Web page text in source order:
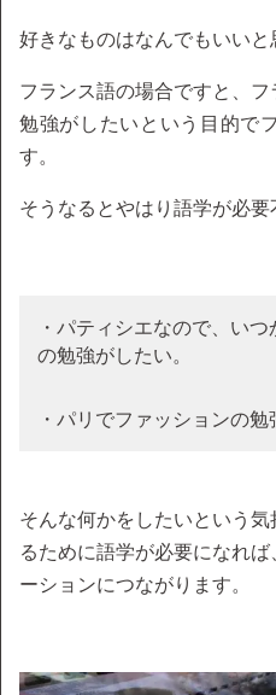
好きなものはなんでもいいと
フランス語の場合ですと、
勉強がしたいという目的で
す。
そうなるとやはり語学が必要
・パティシエなので、い
の勉強がしたい。
・パリでファッションの勉
そんな何かをしたいという
るために語学が必要になれ
ーションにつながります。